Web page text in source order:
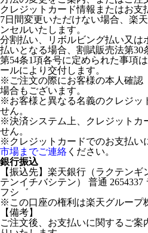
クレジットカード情報またはお支
7日間変更いただけない場合、楽
ンセルいたします。
分割払い、リボルビング払い又は
払いとなる場合、割賦販売法第30
第54条1項各号に定められた事項
ールにより交付します。
※ご注文の際にお客様の本人確認
場合もございます。
※お客様と異なる名義のクレジッ
せん。
※決済システム上、クレジットカ
せん。
※クレジットカードでのお支払い
市場までご連絡 ください。
銀行振込
【振込先】楽天銀行（ラクテン
テンイチバシテン） 普通
フシ゛
※この口座の権利は楽天グループ
【備考】
ご注文後、お支払いに関するご案